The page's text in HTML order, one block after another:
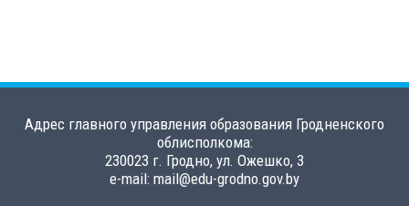
Адрес главного управления образования Гродненского
облисполкома:
230023 г. Гродно, ул. Ожешко, 3
e-mail: mail@edu-grodno.gov.by